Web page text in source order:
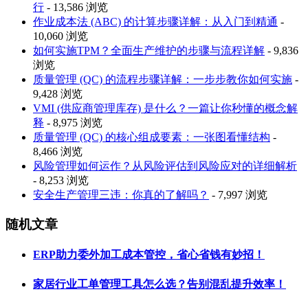
行 - 13,586 浏览
作业成本法 (ABC) 的计算步骤详解：从入门到精通 -
10,060 浏览
如何实施TPM？全面生产维护的步骤与流程详解 - 9,836
浏览
质量管理 (QC) 的流程步骤详解：一步步教你如何实施 -
9,428 浏览
VMI (供应商管理库存) 是什么？一篇让你秒懂的概念解
释 - 8,975 浏览
质量管理 (QC) 的核心组成要素：一张图看懂结构 -
8,466 浏览
风险管理如何运作？从风险评估到风险应对的详细解析
- 8,253 浏览
安全生产管理三违：你真的了解吗？ - 7,997 浏览
随机文章
ERP助力委外加工成本管控，省心省钱有妙招！
家居行业工单管理工具怎么选？告别混乱提升效率！